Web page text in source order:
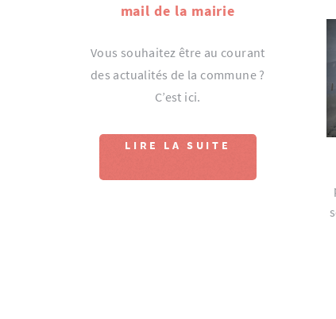
mail de la mairie
Vous souhaitez être au courant
des actualités de la commune ?
C’est ici.
LIRE LA SUITE